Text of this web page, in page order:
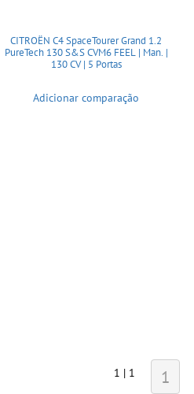
CITROËN C4 SpaceTourer Grand 1.2
PureTech 130 S&S CVM6 FEEL | Man. |
130 CV | 5 Portas
Adicionar comparação
1 | 1
1